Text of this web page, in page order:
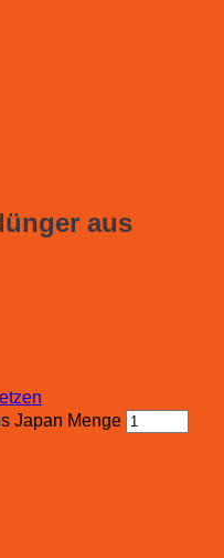
aus
Japan Menge